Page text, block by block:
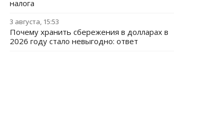
налога
3 августа, 15:53
Почему хранить сбережения в долларах в
2026 году стало невыгодно: ответ